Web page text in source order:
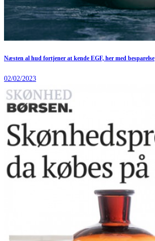
Næsten al hud fortjener at kende EGF, her med besparelse
02/02/2023